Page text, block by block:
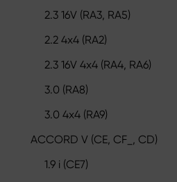
2.3 16V (RA3, RA5)
2.2 4x4 (RA2)
2.3 16V 4x4 (RA4, RA6)
3.0 (RA8)
3.0 4x4 (RA9)
ACCORD V (CE, CF_, CD)
1.9 i (CE7)